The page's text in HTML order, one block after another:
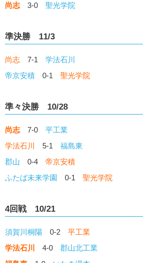
尚志 3-0 聖光学院
準決勝 11/3
尚志 7-1 学法石川
帝京安積 0-1 聖光学院
準々決勝 10/28
尚志 7-0 平工業
学法石川
5-1 福島東
郡山 0-4 帝京安積
ふたば未来学園 0-1 聖光学院
4回戦 10/21
須賀川桐陽 0-2 平工業
学法石川
4-0 郡山北工業